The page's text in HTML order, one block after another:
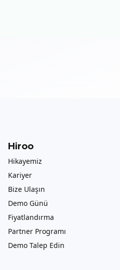
Hiroo
Hikayemiz
Kariyer
Bize Ulaşın
Demo Günü
Fiyatlandırma
Partner Programı
Demo Talep Edin